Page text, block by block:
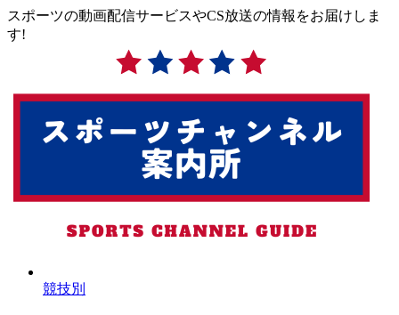
スポーツの動画配信サービスやCS放送の情報をお届けしま
す!
競技別